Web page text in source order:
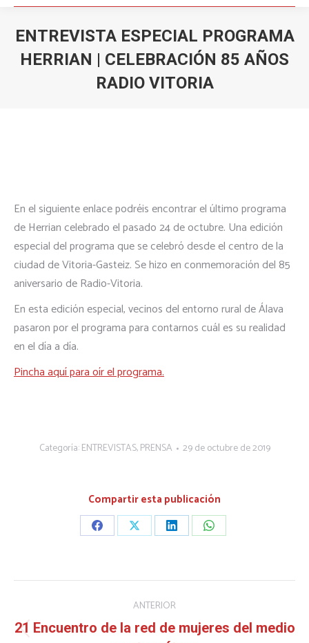
ENTREVISTA ESPECIAL PROGRAMA
HERRIAN | CELEBRACIÓN 85 AÑOS
RADIO VITORIA
En el siguiente enlace podréis encontrar el último programa
de Herrian celebrado el pasado 24 de octubre. Una edición
especial del programa que se celebró desde el centro de la
ciudad de Vitoria-Gasteiz. Se hizo en conmemoración del 85
aniversario de Radio-Vitoria.
En esta edición especial, vecinos del entorno rural de Álava
pasaron por el programa para contarnos cuál es su realidad
en el día a día.
Pincha aquí para oír el programa.
Categoría:ENTREVISTAS,PRENSA 29 de octubre de 2019
Compartir esta publicación
Share
Facebook
Share
X
Share
LinkedIn
Share
WhatsApp
Navegación
entre
ANTERIOR
Publicación
21 Encuentro de la red de mujeres del medio